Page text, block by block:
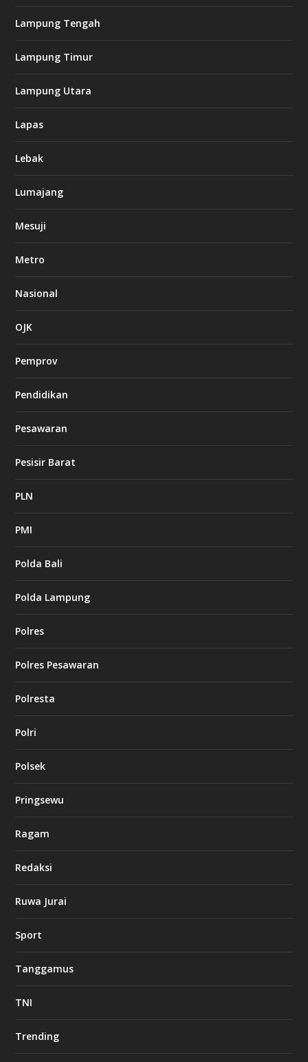
Lampung Tengah
Lampung Timur
Lampung Utara
Lapas
Lebak
Lumajang
Mesuji
Metro
Nasional
OJK
Pemprov
Pendidikan
Pesawaran
Pesisir Barat
PLN
PMI
Polda Bali
Polda Lampung
Polres
Polres Pesawaran
Polresta
Polri
Polsek
Pringsewu
Ragam
Redaksi
Ruwa Jurai
Sport
Tanggamus
TNI
Trending